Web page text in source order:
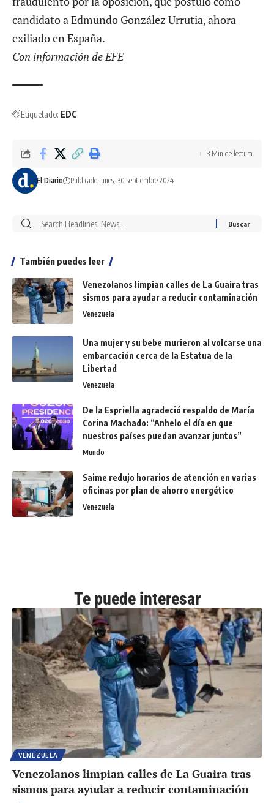
candidato a Edmundo González Urrutia, ahora
exiliado en España.
Con información de EFE
Etiquetado: EDC
El Diario Publicado lunes, 30 septiembre 2024
3 Min de lectura
También puedes leer
Venezolanos limpian calles de La Guaira tras
sismos para ayudar a reducir contaminación
Venezuela
Una mujer y su bebe murieron al volcarse una
embarcación cerca de la Estatua de la
Libertad
Venezuela
De la Espriella agradeció respaldo de María
Corina Machado: “Anhelo el día en que
nuestros países puedan avanzar juntos”
Mundo
Saime redujo horarios de atención en varias
oficinas por plan de ahorro energético
Venezuela
Te puede interesar
VENEZUELA
Venezolanos limpian calles de La Guaira tras
sismos para ayudar a reducir contaminación